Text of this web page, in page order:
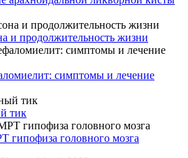
и продолжительность жизни
симптомы и лечение
тик
гипофиза головного мозга